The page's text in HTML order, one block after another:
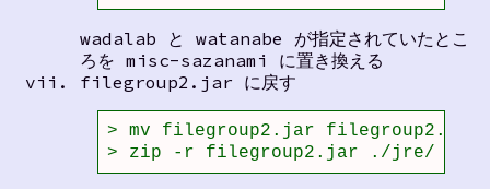
wadalab と watanabe が指定されていたとこ
ろを misc-sazanami に置き換える
filegroup2.jar に戻す
> mv filegroup2.jar
> zip -r filegroup2.jar ./jre/